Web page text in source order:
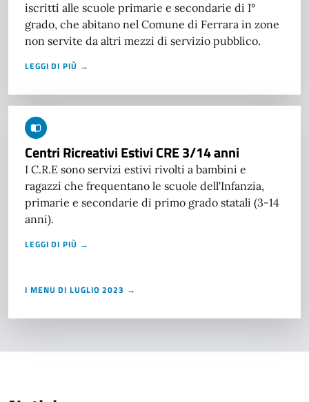
iscritti alle scuole primarie e secondarie di I°
grado, che abitano nel Comune di Ferrara in zone
non servite da altri mezzi di servizio pubblico.
LEGGI DI PIÙ →
Centri Ricreativi Estivi CRE 3/14 anni
I C.R.E sono servizi estivi rivolti a bambini e
ragazzi che frequentano le scuole dell'Infanzia,
primarie e secondarie di primo grado statali (3-14
anni).
LEGGI DI PIÙ →
I MENU DI LUGLIO 2023 →